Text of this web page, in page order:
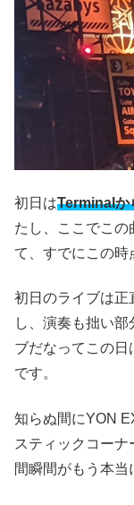
初日はTerminalか
たし、ここでこ
て、すでにこの時
初日のライブは正
し、演奏も拙い
ブだなってこの日
です。
知らぬ間にYON
スティックコー
間瞬間がもう本当